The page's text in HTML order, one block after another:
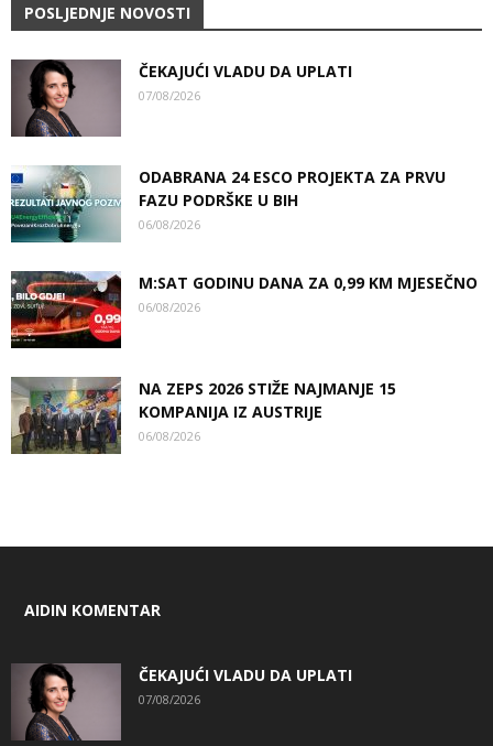
POSLJEDNJE NOVOSTI
ČEKAJUĆI VLADU DA UPLATI
07/08/2026
ODABRANA 24 ESCO PROJEKTA ZA PRVU
FAZU PODRŠKE U BIH
06/08/2026
M:SAT GODINU DANA ZA 0,99 KM MJESEČNO
06/08/2026
NA ZEPS 2026 STIŽE NAJMANJE 15
KOMPANIJA IZ AUSTRIJE
06/08/2026
AIDIN KOMENTAR
ČEKAJUĆI VLADU DA UPLATI
07/08/2026